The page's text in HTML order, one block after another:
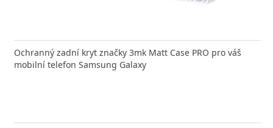
Ochranný zadní kryt značky 3mk Matt Case PRO pro váš
mobilní telefon Samsung Galaxy